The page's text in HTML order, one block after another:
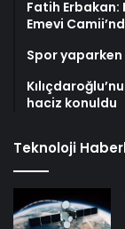
Fatih Erbakan:
Emevi
Spor yaparken
haciz konuldu
Teknoloji